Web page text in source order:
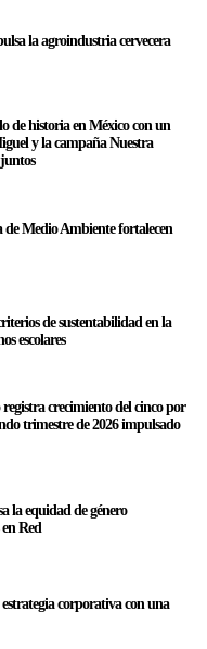
la agroindustria cervecera
de historia en México con un
y la campaña Nuestra
Medio Ambiente fortalecen
de sustentabilidad en la
escolares
crecimiento del cinco por
trimestre de 2026 impulsado
la equidad de género
Red
corporativa con una